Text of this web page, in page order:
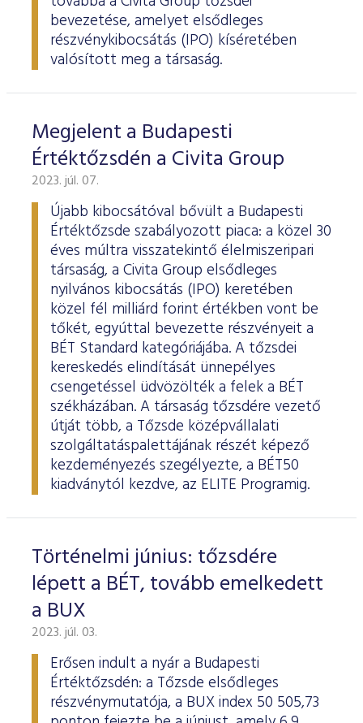
bevezetése, amelyet elsődleges
részvénykibocsátás (IPO) kíséretében
valósított meg a társaság.
Megjelent a Budapesti
Értéktőzsdén a Civita Group
2023. júl. 07.
Újabb kibocsátóval bővült a Budapesti
Értéktőzsde szabályozott piaca: a közel 30
éves múltra visszatekintő élelmiszeripari
társaság, a Civita Group elsődleges
nyilvános kibocsátás (IPO) keretében
közel fél milliárd forint értékben vont be
tőkét, egyúttal bevezette részvényeit a
BÉT Standard kategóriájába. A tőzsdei
kereskedés elindítását ünnepélyes
csengetéssel üdvözölték a felek a BÉT
székházában. A társaság tőzsdére vezető
útját több, a Tőzsde középvállalati
szolgáltatáspalettájának részét képező
kezdeményezés szegélyezte, a BÉT50
kiadványtól kezdve, az ELITE Programig.
Történelmi június: tőzsdére
lépett a BÉT, tovább emelkedett
a BUX
2023. júl. 03.
Erősen indult a nyár a Budapesti
Értéktőzsdén: a Tőzsde elsődleges
részvénymutatója, a BUX index 50 505,73